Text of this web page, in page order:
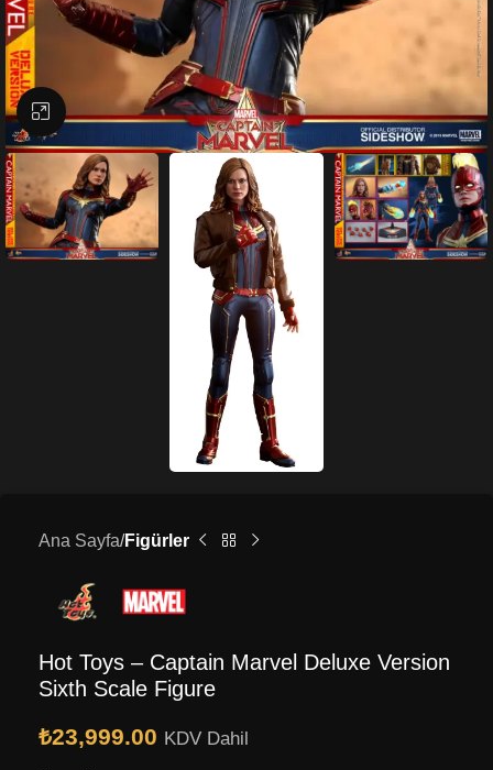
Büyütmek için tıklayın
Ana Sayfa Figürler
Hot Toys – Captain Marvel Deluxe Version
Sixth Scale Figure
₺23,999.00 KDV Dahil